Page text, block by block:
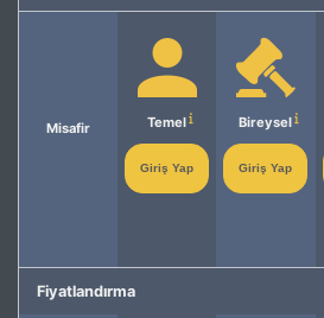
Misafir Temel
Giriş Yap
Bireysel
Giriş Yap
Fiyatlandırma